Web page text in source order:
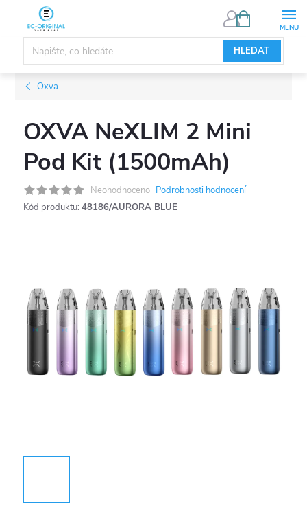
obsah
HLEDAT
NÁKUPNÍ
Oxva
OXVA NeXLIM 2 Mini
Pod Kit (1500mAh)
Neohodnoceno Podrobnosti hodnocení
Kód produktu: 48186/AURORA BLUE